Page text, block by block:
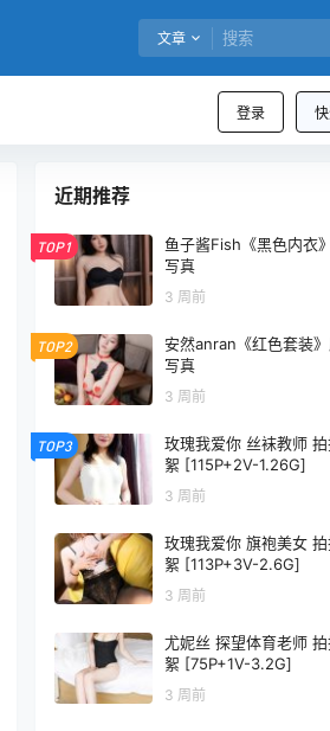
文章
登录
近期推荐
TOP1
鱼子酱Fish《黑色内衣
写真
3 周前
TOP2
安然anran《红色套装
写真
3 周前
TOP3
玫瑰我爱你 丝袜教师
絮 [115P+2V-1.26G]
3 周前
玫瑰我爱你 旗袍美女
絮 [113P+3V-2.6G]
3 周前
尤妮丝 探望体育老师
絮 [75P+1V-3.2G]
3 周前